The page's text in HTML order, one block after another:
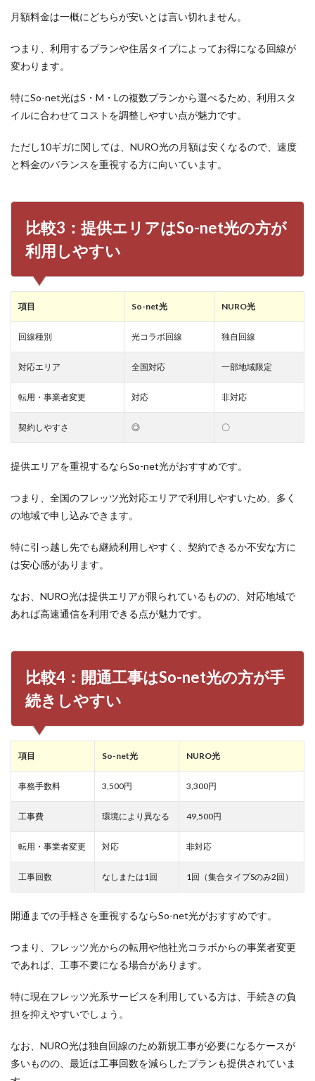
月額料金は一概にどちらが安いとは言い切れません。
つまり、利用するプランや住居タイプによってお得になる回線が
変わります。
特にSo-net光はS・M・Lの複数プランから選べるため、利用スタ
イルに合わせてコストを調整しやすい点が魅力です。
ただし10ギガに関しては、NURO光の月額は安くなるので、速度
と料金のバランスを重視する方に向いています。
比較3：提供エリアはSo-net光の方が
利用しやすい
項目 So-net光 NURO光
回線種別 光コラボ回線 独自回線
対応エリア 全国対応 一部地域限定
転用・事業者変更 対応 非対応
契約しやすさ ◎ 〇
提供エリアを重視するならSo-net光がおすすめです。
つまり、全国のフレッツ光対応エリアで利用しやすいため、多く
の地域で申し込みできます。
特に引っ越し先でも継続利用しやすく、契約できるか不安な方に
は安心感があります。
なお、NURO光は提供エリアが限られているものの、対応地域で
あれば高速通信を利用できる点が魅力です。
比較4：開通工事はSo-net光の方が手
続きしやすい
項目 So-net光 NURO光
事務手数料 3,500円 3,300円
工事費 環境により異なる 49,500円
転用・事業者変更 対応 非対応
工事回数 なしまたは1回 1回（集合タイプSのみ2回）
開通までの手軽さを重視するならSo-net光がおすすめです。
つまり、フレッツ光からの転用や他社光コラボからの事業者変更
であれば、工事不要になる場合があります。
特に現在フレッツ光系サービスを利用している方は、手続きの負
担を抑えやすいでしょう。
なお、NURO光は独自回線のため新規工事が必要になるケースが
多いものの、最近は工事回数を減らしたプランも提供されていま